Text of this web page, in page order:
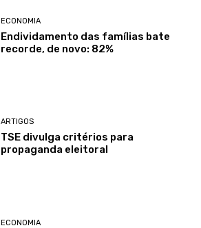
ECONOMIA
Endividamento das famílias bate
recorde, de novo: 82%
ARTIGOS
TSE divulga critérios para
propaganda eleitoral
ECONOMIA